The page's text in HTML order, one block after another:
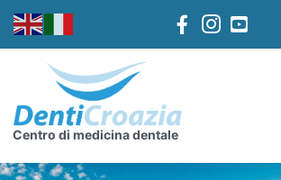
Centro di medicina dentale